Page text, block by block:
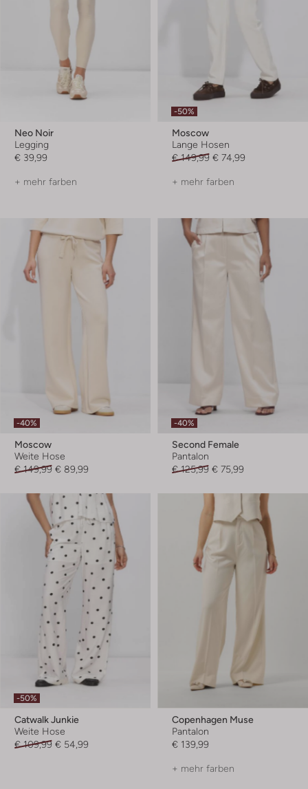
Neo Noir
Legging
€ 39,99
+ mehr farben
-50%
Moscow
Lange Hosen
€ 149,99 € 74,99
+ mehr farben
-40%
Moscow
Weite Hose
€ 149,99 € 89,99
-40%
Second Female
Pantalon
€ 125,99 € 75,99
-50%
Catwalk Junkie
Weite Hose
€ 109,99 € 54,99
Copenhagen Muse
Pantalon
€ 139,99
+ mehr farben